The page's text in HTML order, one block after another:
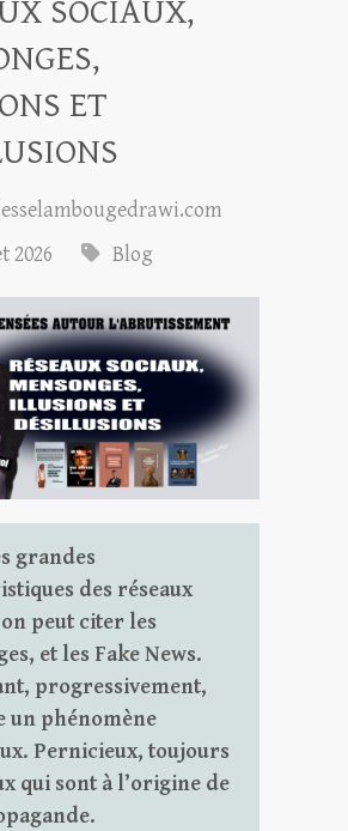
SOCIAUX,
ET
2026
Blog
grandes
des réseaux
peut citer les
et les Fake News.
progressivement,
un phénomène
Pernicieux, toujours
qui sont à l’origine de